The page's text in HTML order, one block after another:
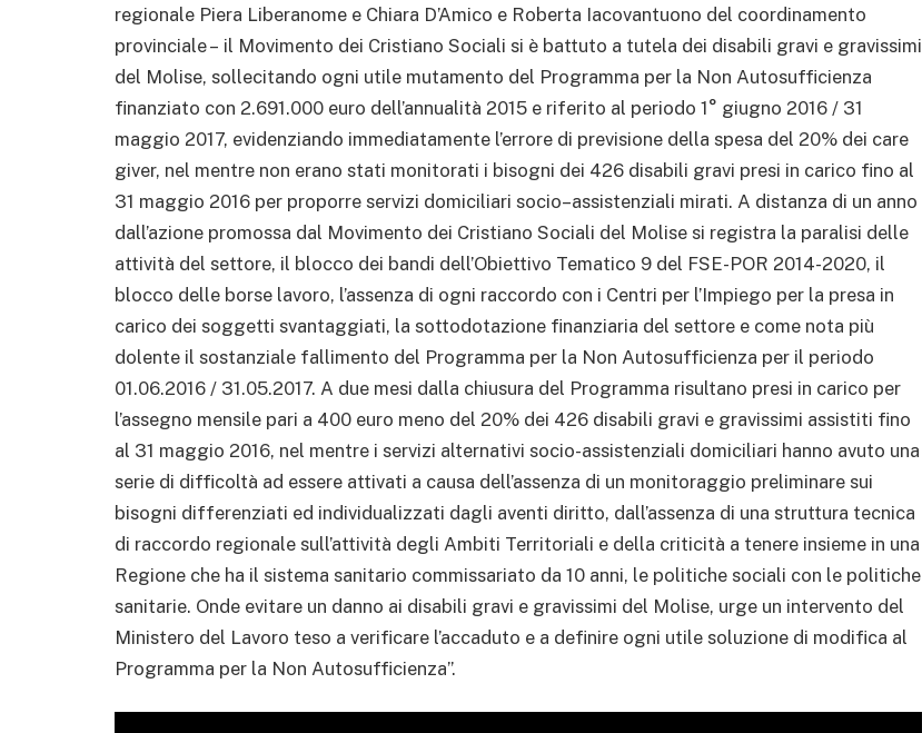
regionale Piera Liberanome e Chiara D’Amico e Roberta Iacovantuono del coordinamento
provinciale – il Movimento dei Cristiano Sociali si è battuto a tutela dei disabili gravi e gravissimi
del Molise, sollecitando ogni utile mutamento del Programma per la Non Autosufficienza
finanziato con 2.691.000 euro dell’annualità 2015 e riferito al periodo 1° giugno 2016 / 31
maggio 2017, evidenziando immediatamente l’errore di previsione della spesa del 20% dei care
giver, nel mentre non erano stati monitorati i bisogni dei 426 disabili gravi presi in carico fino al
31 maggio 2016 per proporre servizi domiciliari socio–assistenziali mirati. A distanza di un anno
dall’azione promossa dal Movimento dei Cristiano Sociali del Molise si registra la paralisi delle
attività del settore, il blocco dei bandi dell’Obiettivo Tematico 9 del FSE-POR 2014-2020, il
blocco delle borse lavoro, l’assenza di ogni raccordo con i Centri per l’Impiego per la presa in
carico dei soggetti svantaggiati, la sottodotazione finanziaria del settore e come nota più
dolente il sostanziale fallimento del Programma per la Non Autosufficienza per il periodo
01.06.2016 / 31.05.2017. A due mesi dalla chiusura del Programma risultano presi in carico per
l’assegno mensile pari a 400 euro meno del 20% dei 426 disabili gravi e gravissimi assistiti fino
al 31 maggio 2016, nel mentre i servizi alternativi socio-assistenziali domiciliari hanno avuto una
serie di difficoltà ad essere attivati a causa dell’assenza di un monitoraggio preliminare sui
bisogni differenziati ed individualizzati dagli aventi diritto, dall’assenza di una struttura tecnica
di raccordo regionale sull’attività degli Ambiti Territoriali e della criticità a tenere insieme in una
Regione che ha il sistema sanitario commissariato da 10 anni, le politiche sociali con le politiche
sanitarie. Onde evitare un danno ai disabili gravi e gravissimi del Molise, urge un intervento del
Ministero del Lavoro teso a verificare l’accaduto e a definire ogni utile soluzione di modifica al
Programma per la Non Autosufficienza”.